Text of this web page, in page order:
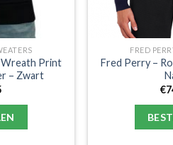
Wreath Print
– Zwart
FRED
Fred Perry –
€